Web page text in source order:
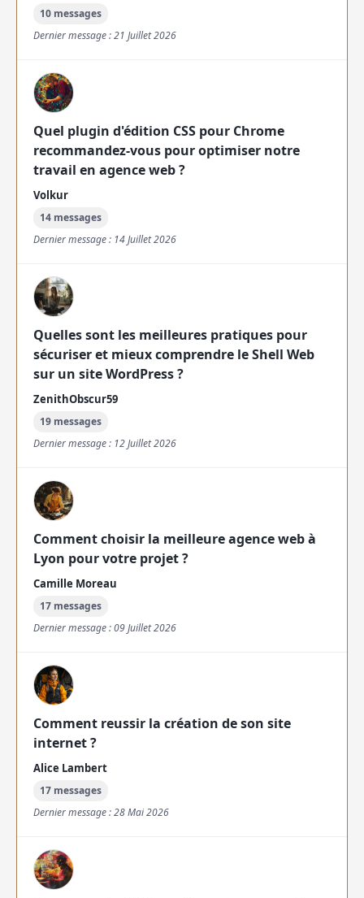
10 messages
Dernier message : 21 Juillet 2026
Quel plugin d'édition CSS pour Chrome
recommandez-vous pour optimiser notre
travail en agence web ?
Volkur
14 messages
Dernier message : 14 Juillet 2026
Quelles sont les meilleures pratiques pour
sécuriser et mieux comprendre le Shell Web
sur un site WordPress ?
ZenithObscur59
19 messages
Dernier message : 12 Juillet 2026
Comment choisir la meilleure agence web à
Lyon pour votre projet ?
Camille Moreau
17 messages
Dernier message : 09 Juillet 2026
Comment reussir la création de son site
internet ?
Alice Lambert
17 messages
Dernier message : 28 Mai 2026